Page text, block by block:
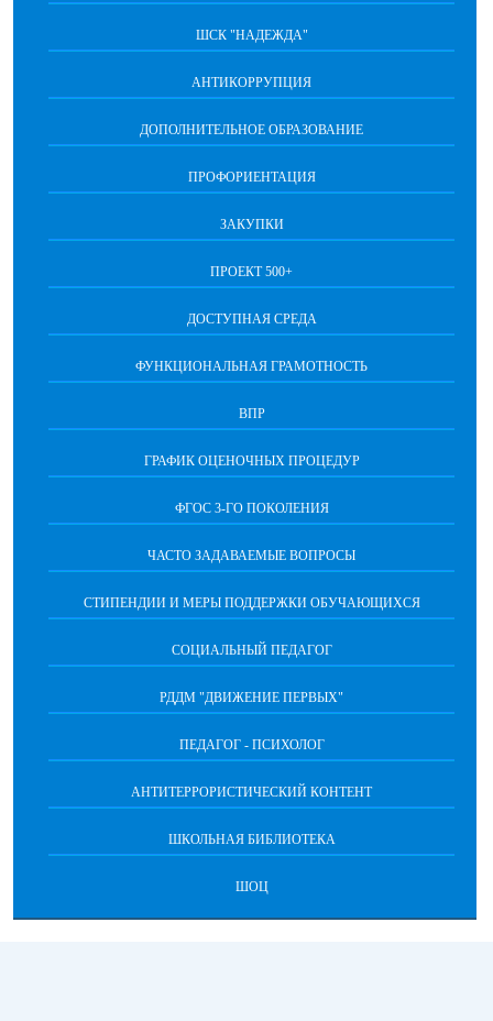
ШСК "НАДЕЖДА"
АНТИКОРРУПЦИЯ
ДОПОЛНИТЕЛЬНОЕ ОБРАЗОВАНИЕ
ПРОФОРИЕНТАЦИЯ
ЗАКУПКИ
ПРОЕКТ 500+
ДОСТУПНАЯ СРЕДА
ФУНКЦИОНАЛЬНАЯ ГРАМОТНОСТЬ
ВПР
ГРАФИК ОЦЕНОЧНЫХ ПРОЦЕДУР
ФГОС 3-ГО ПОКОЛЕНИЯ
ЧАСТО ЗАДАВАЕМЫЕ ВОПРОСЫ
СТИПЕНДИИ И МЕРЫ ПОДДЕРЖКИ ОБУЧАЮЩИХСЯ
СОЦИАЛЬНЫЙ ПЕДАГОГ
РДДМ "ДВИЖЕНИЕ ПЕРВЫХ"
ПЕДАГОГ - ПСИХОЛОГ
АНТИТЕРРОРИСТИЧЕСКИЙ КОНТЕНТ
ШКОЛЬНАЯ БИБЛИОТЕКА
ШОЦ